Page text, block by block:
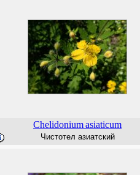
Chelidoniumasiaticum
Чистотел азиатский